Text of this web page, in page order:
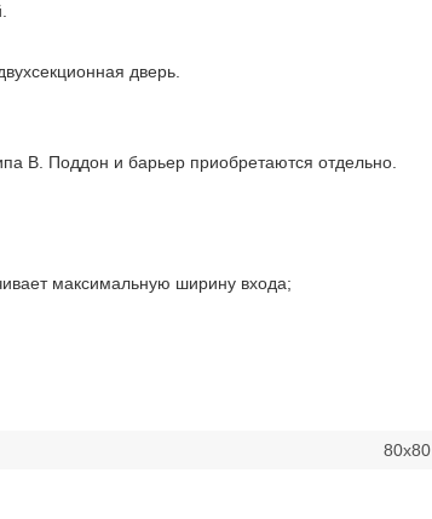
дверь.
В. Поддон и барьер приобретаются отдельно.
максимальную ширину входа;
80х80